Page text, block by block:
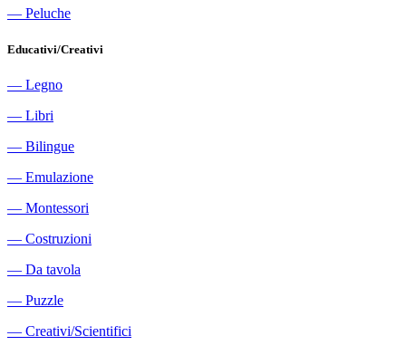
― Peluche
Educativi/Creativi
― Legno
― Libri
― Bilingue
― Emulazione
― Montessori
― Costruzioni
― Da tavola
― Puzzle
― Creativi/Scientifici